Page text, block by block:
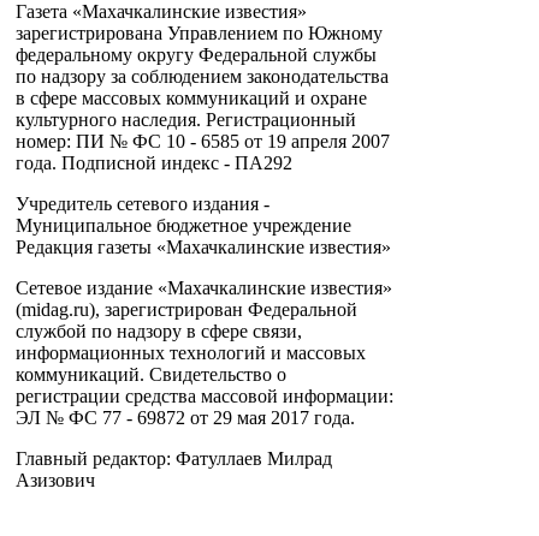
Газета «Махачкалинские известия»
зарегистрирована Управлением по Южному
федеральному округу Федеральной службы
по надзору за соблюдением законодательства
в сфере массовых коммуникаций и охране
культурного наследия. Регистрационный
номер: ПИ № ФС 10 - 6585 от 19 апреля 2007
года. Подписной индекс - ПА292
Учредитель сетевого издания -
Муниципальное бюджетное учреждение
Редакция газеты «Махачкалинские известия»
Сетевое издание «Махачкалинские известия»
(midag.ru), зарегистрирован Федеральной
службой по надзору в сфере связи,
информационных технологий и массовых
коммуникаций. Свидетельство о
регистрации средства массовой информации:
ЭЛ № ФС 77 - 69872 от 29 мая 2017 года.
Главный редактор: Фатуллаев Милрад
Азизович